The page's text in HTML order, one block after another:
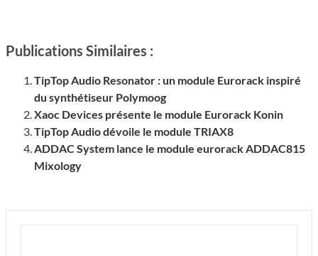
Publications Similaires :
TipTop Audio Resonator : un module Eurorack inspiré
du synthétiseur Polymoog
Xaoc Devices présente le module Eurorack Konin
TipTop Audio dévoile le module TRIAX8
ADDAC System lance le module eurorack ADDAC815
Mixology